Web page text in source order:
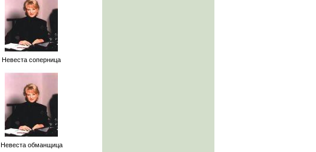
Невеста соперница
Невеста обманщица